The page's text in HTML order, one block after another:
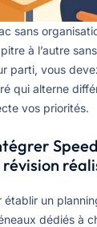
sans
à l’autre
parti, vous
qui alterne
vos priorités.
établir un
dédiés à